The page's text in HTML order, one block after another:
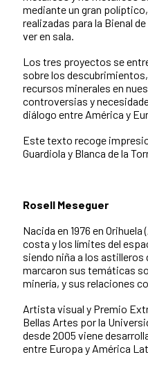
mediante un gran
realizadas para la Bienal
ver en sala.
Los tres proyectos se
sobre los
recursos minerales en
controversias y
diálogo entre América y
Este texto recoge
Guardiola y Blanca de la
Rosell Meseguer
Nacida en 1976 en
costa y los límites del
siendo niña a los astilleros
marcaron sus temáticas
minería, y sus relaciones
Artista visual y Premio
Bellas Artes por la
desde 2005 viene
entre Europa y América